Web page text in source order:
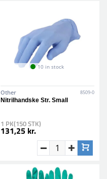
10 in stock
Other 8509-0
Nitrilhandske Str. Small
1 PK(150 STK)
131,25 kr.